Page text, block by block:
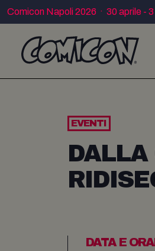
Comicon Napoli 2026 · 30 aprile -
EVENTI
DALLA
DATA E